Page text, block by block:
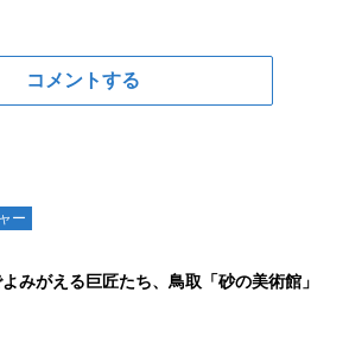
コメントする
ー
みがえる巨匠たち、鳥取「砂の美術館」